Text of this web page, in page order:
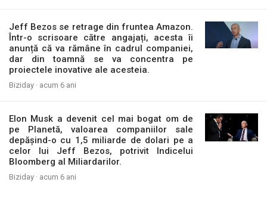
Jeff Bezos se retrage din fruntea Amazon.
Într-o scrisoare către angajați, acesta îi
anunță că va rămâne în cadrul companiei,
dar din toamnă se va concentra pe
proiectele inovative ale acesteia.
Biziday · acum 6 ani
Elon Musk a devenit cel mai bogat om de
pe Planetă, valoarea companiilor sale
depășind-o cu 1,5 miliarde de dolari pe a
celor lui Jeff Bezos, potrivit Indicelui
Bloomberg al Miliardarilor.
Biziday · acum 6 ani